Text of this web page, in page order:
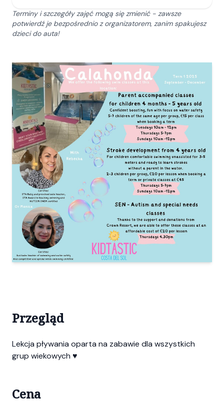
Terminy i szczegóły zajęć mogą się zmienić - zawsze
potwierdź je bezpośrednio z organizatorem, zanim spakujesz
dzieci do auta!
Przegląd
Lekcja pływania oparta na zabawie dla wszystkich
grup wiekowych ♥️
Cena